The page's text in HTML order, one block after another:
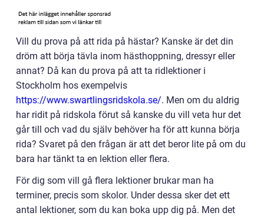
Vill du prova på att rida på hästar? Kanske är det din
dröm att börja tävla inom hästhoppning, dressyr eller
annat? Då kan du prova på att ta ridlektioner i
Stockholm hos exempelvis
https://www.swartlingsridskola.se/. Men om du aldrig
har ridit på ridskola förut så kanske du vill veta hur det
går till och vad du själv behöver ha för att kunna börja
rida? Svaret på den frågan är att det beror lite på om du
bara har tänkt ta en lektion eller flera.
För dig som vill gå flera lektioner brukar man ha
terminer, precis som skolor. Under dessa sker det ett
antal lektioner, som du kan boka upp dig på. Men det